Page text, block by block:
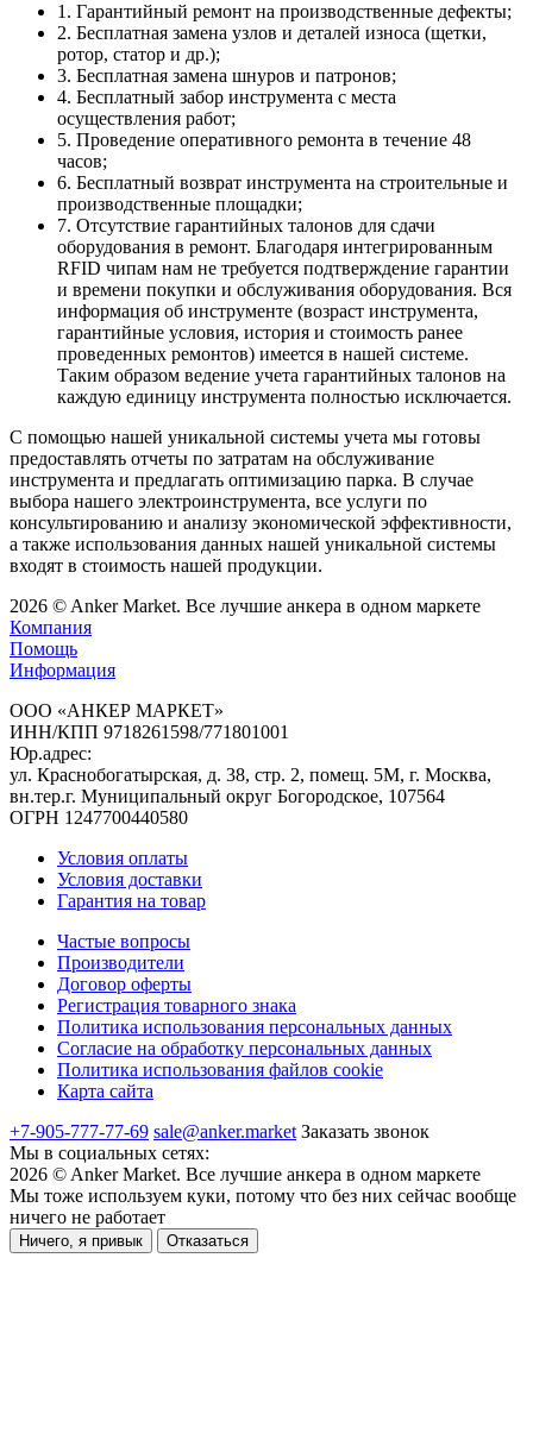
1. Гарантийный ремонт на производственные дефекты;
2. Бесплатная замена узлов и деталей износа (щетки,
ротор, статор и др.);
3. Бесплатная замена шнуров и патронов;
4. Бесплатный забор инструмента с места
осуществления работ;
5. Проведение оперативного ремонта в течение 48
часов;
6. Бесплатный возврат инструмента на строительные и
производственные площадки;
7. Отсутствие гарантийных талонов для сдачи
оборудования в ремонт. Благодаря интегрированным
RFID чипам нам не требуется подтверждение гарантии
и времени покупки и обслуживания оборудования. Вся
информация об инструменте (возраст инструмента,
гарантийные условия, история и стоимость ранее
проведенных ремонтов) имеется в нашей системе.
Таким образом ведение учета гарантийных талонов на
каждую единицу инструмента полностью исключается.
С помощью нашей уникальной системы учета мы готовы
предоставлять отчеты по затратам на обслуживание
инструмента и предлагать оптимизацию парка. В случае
выбора нашего электроинструмента, все услуги по
консультированию и анализу экономической эффективности,
а также использования данных нашей уникальной системы
входят в стоимость нашей продукции.
2026 © Anker Market. Все лучшие анкера в одном маркете
Компания
Помощь
Информация
ООО «АНКЕР МАРКЕТ»
ИНН/КПП 9718261598/771801001
Юр.адрес:
ул. Краснобогатырская, д. 38, стр. 2, помещ. 5М, г. Москва,
вн.тер.г. Муниципальный округ Богородское, 107564
ОГРН 1247700440580
Условия оплаты
Условия доставки
Гарантия на товар
Частые вопросы
Производители
Договор оферты
Регистрация товарного знака
Политика использования персональных данных
Согласие на обработку персональных данных
Политика использования файлов cookie
Карта сайта
+7-905-777-77-69 sale@anker.market Заказать звонок
Мы в социальных сетях:
2026 © Anker Market. Все лучшие анкера в одном маркете
Мы тоже используем куки, потому что без них сейчас вообще
ничего не работает
Ничего, я привык Отказаться